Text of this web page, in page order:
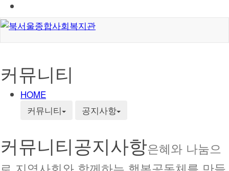
커뮤니티
HOME
커뮤니티
공지사항
커뮤니티공지사항은혜와 나눔으